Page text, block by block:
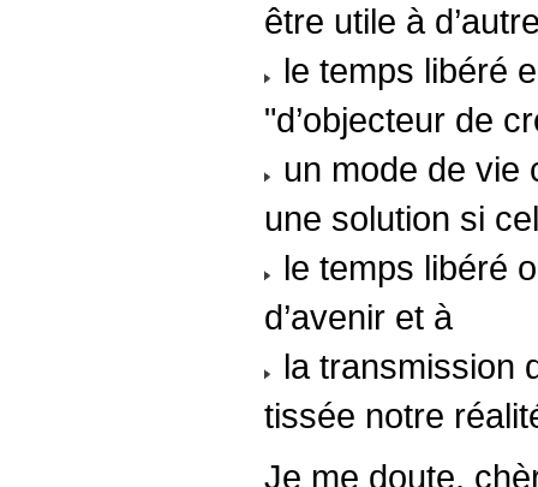
être utile à
le temps libéré
"d’objecteur de
un mode de vie
une solution si
le temps libéré
d’avenir et à
la transmission
tissée notre
Je me doute,